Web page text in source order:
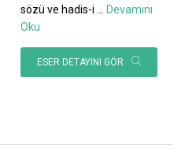
sözü ve hadis-i ... Devamını
Oku
ESER DETAYINI GÖR